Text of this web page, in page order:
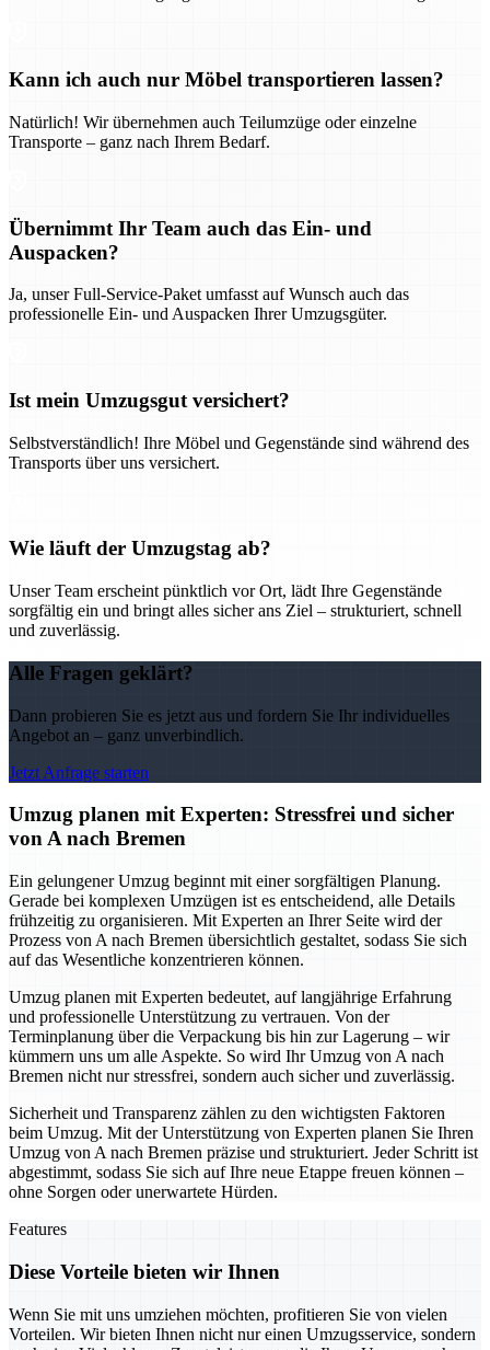
Kann ich auch nur Möbel transportieren lassen?
Natürlich! Wir übernehmen auch Teilumzüge oder einzelne
Transporte – ganz nach Ihrem Bedarf.
Übernimmt Ihr Team auch das Ein- und
Auspacken?
Ja, unser Full-Service-Paket umfasst auf Wunsch auch das
professionelle Ein- und Auspacken Ihrer Umzugsgüter.
Ist mein Umzugsgut versichert?
Selbstverständlich! Ihre Möbel und Gegenstände sind während des
Transports über uns versichert.
Wie läuft der Umzugstag ab?
Unser Team erscheint pünktlich vor Ort, lädt Ihre Gegenstände
sorgfältig ein und bringt alles sicher ans Ziel – strukturiert, schnell
und zuverlässig.
Alle Fragen geklärt?
Dann probieren Sie es jetzt aus und fordern Sie Ihr individuelles
Angebot an – ganz unverbindlich.
Jetzt Anfrage starten
Umzug planen mit Experten: Stressfrei und sicher
von A nach Bremen
Ein gelungener Umzug beginnt mit einer sorgfältigen Planung.
Gerade bei komplexen Umzügen ist es entscheidend, alle Details
frühzeitig zu organisieren. Mit Experten an Ihrer Seite wird der
Prozess von A nach Bremen übersichtlich gestaltet, sodass Sie sich
auf das Wesentliche konzentrieren können.
Umzug planen mit Experten bedeutet, auf langjährige Erfahrung
und professionelle Unterstützung zu vertrauen. Von der
Terminplanung über die Verpackung bis hin zur Lagerung – wir
kümmern uns um alle Aspekte. So wird Ihr Umzug von A nach
Bremen nicht nur stressfrei, sondern auch sicher und zuverlässig.
Sicherheit und Transparenz zählen zu den wichtigsten Faktoren
beim Umzug. Mit der Unterstützung von Experten planen Sie Ihren
Umzug von A nach Bremen präzise und strukturiert. Jeder Schritt ist
abgestimmt, sodass Sie sich auf Ihre neue Etappe freuen können –
ohne Sorgen oder unerwartete Hürden.
Features
Diese Vorteile bieten wir Ihnen
Wenn Sie mit uns umziehen möchten, profitieren Sie von vielen
Vorteilen. Wir bieten Ihnen nicht nur einen Umzugsservice, sondern